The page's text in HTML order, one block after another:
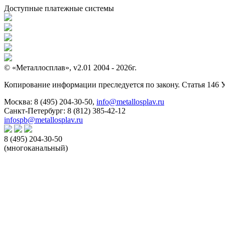
Доступные платежные системы
© «Металлосплав», v2.01 2004 - 2026г.
Копирование информации преследуется по закону. Статья
Москва: 8 (495) 204-30-50, info@metallosplav.ru
Санкт-Петербург: 8 (812) 385-42-12
infospb@metallosplav.ru
8 (495) 204-30-50
(многоканальный)